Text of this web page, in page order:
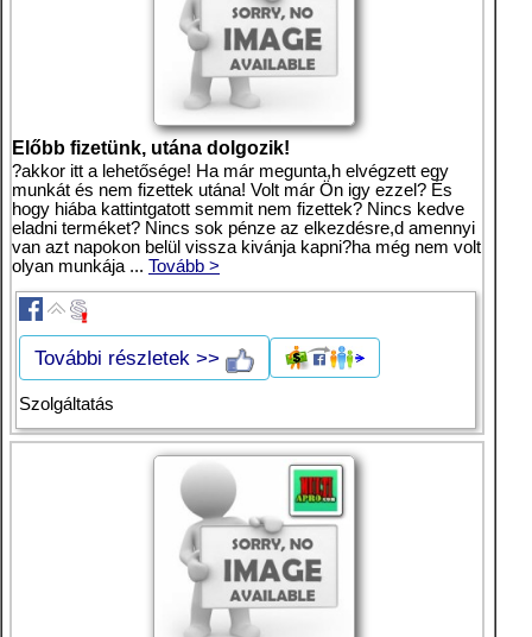
Előbb fizetünk, utána dolgozik!
?akkor itt a lehetősége! Ha már megunta,h elvégzett egy
munkát és nem fizettek utána! Volt már Ön igy ezzel? És
hogy hiába kattintgatott semmit nem fizettek? Nincs kedve
eladni terméket? Nincs sok pénze az elkezdésre,d amennyi
van azt napokon belül vissza kivánja kapni?ha még nem volt
olyan munkája ... Tovább >
További részletek >>
Szolgáltatás